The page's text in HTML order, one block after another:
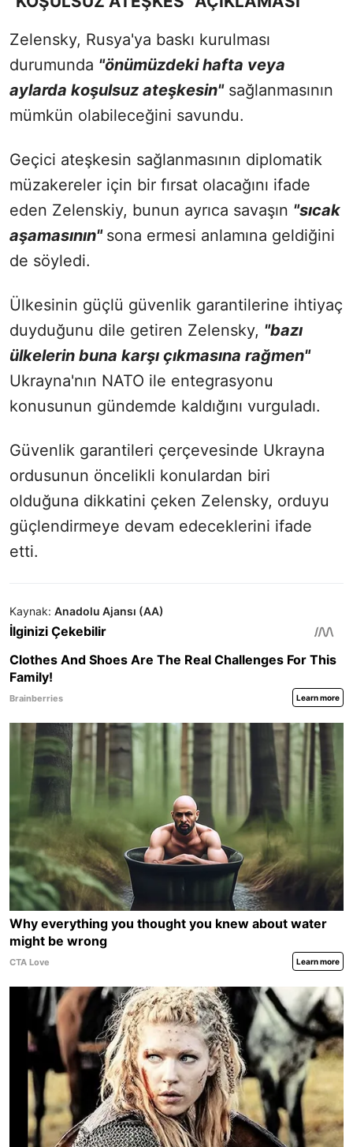
Zelensky, Rusya'ya baskı kurulması
durumunda "önümüzdeki hafta veya
aylarda koşulsuz ateşkesin"sağlanmasının
mümkün olabileceğini savundu.
Geçici ateşkesin sağlanmasının diplomatik
müzakereler için bir fırsat olacağını ifade
eden Zelenskiy, bunun ayrıca savaşın "sıcak
aşamasının" sona ermesi anlamına geldiğini
de söyledi.
Ülkesinin güçlü güvenlik garantilerine ihtiyaç
duyduğunu dile getiren Zelensky, "bazı
ülkelerin buna karşı çıkmasına rağmen"
Ukrayna'nın NATO ile entegrasyonu
konusunun gündemde kaldığını vurguladı.
Güvenlik garantileri çerçevesinde Ukrayna
ordusunun öncelikli konulardan biri
olduğuna dikkatini çeken Zelensky, orduyu
güçlendirmeye devam edeceklerini ifade
etti.
Kaynak: Anadolu Ajansı (AA)